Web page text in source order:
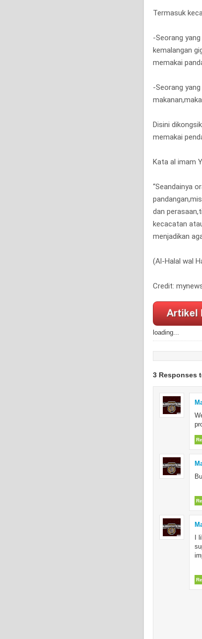
Termasuk
-Seorang
kemalangan
memakai
-Seorang
Disini
memakai
Kata al imam
“Seandainya
dan
kecacatan
menjadikan
(Al-Halal wal
Credit:
loading...
3 Responses
I